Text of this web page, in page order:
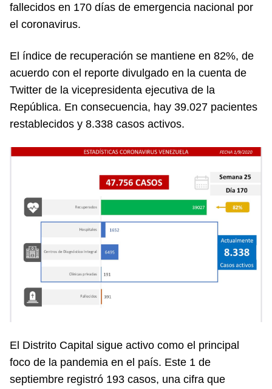
fallecidos en 170 días de emergencia nacional por
el coronavirus.
El índice de recuperación se mantiene en 82%, de
acuerdo con el reporte divulgado en la cuenta de
Twitter de la vicepresidenta ejecutiva de la
República. En consecuencia, hay 39.027 pacientes
restablecidos y 8.338 casos activos.
El Distrito Capital sigue activo como el principal
foco de la pandemia en el país. Este 1 de
septiembre registró 193 casos, una cifra que